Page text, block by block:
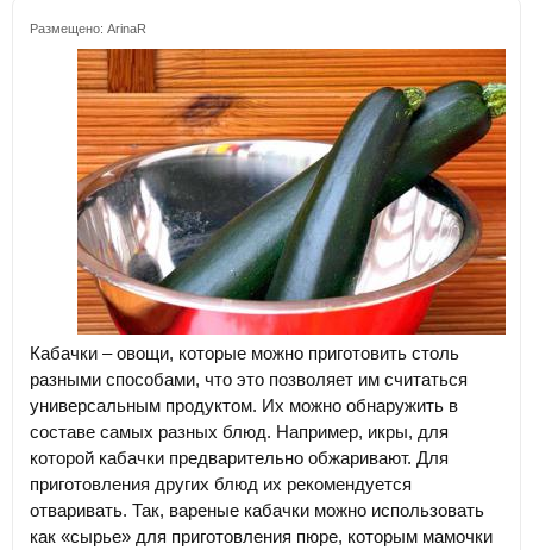
Размещено: ArinaR
Кабачки – овощи, которые можно приготовить столь
разными способами, что это позволяет им считаться
универсальным продуктом. Их можно обнаружить в
составе самых разных блюд. Например, икры, для
которой кабачки предварительно обжаривают. Для
приготовления других блюд их рекомендуется
отваривать. Так, вареные кабачки можно использовать
как «сырье» для приготовления пюре, которым мамочки